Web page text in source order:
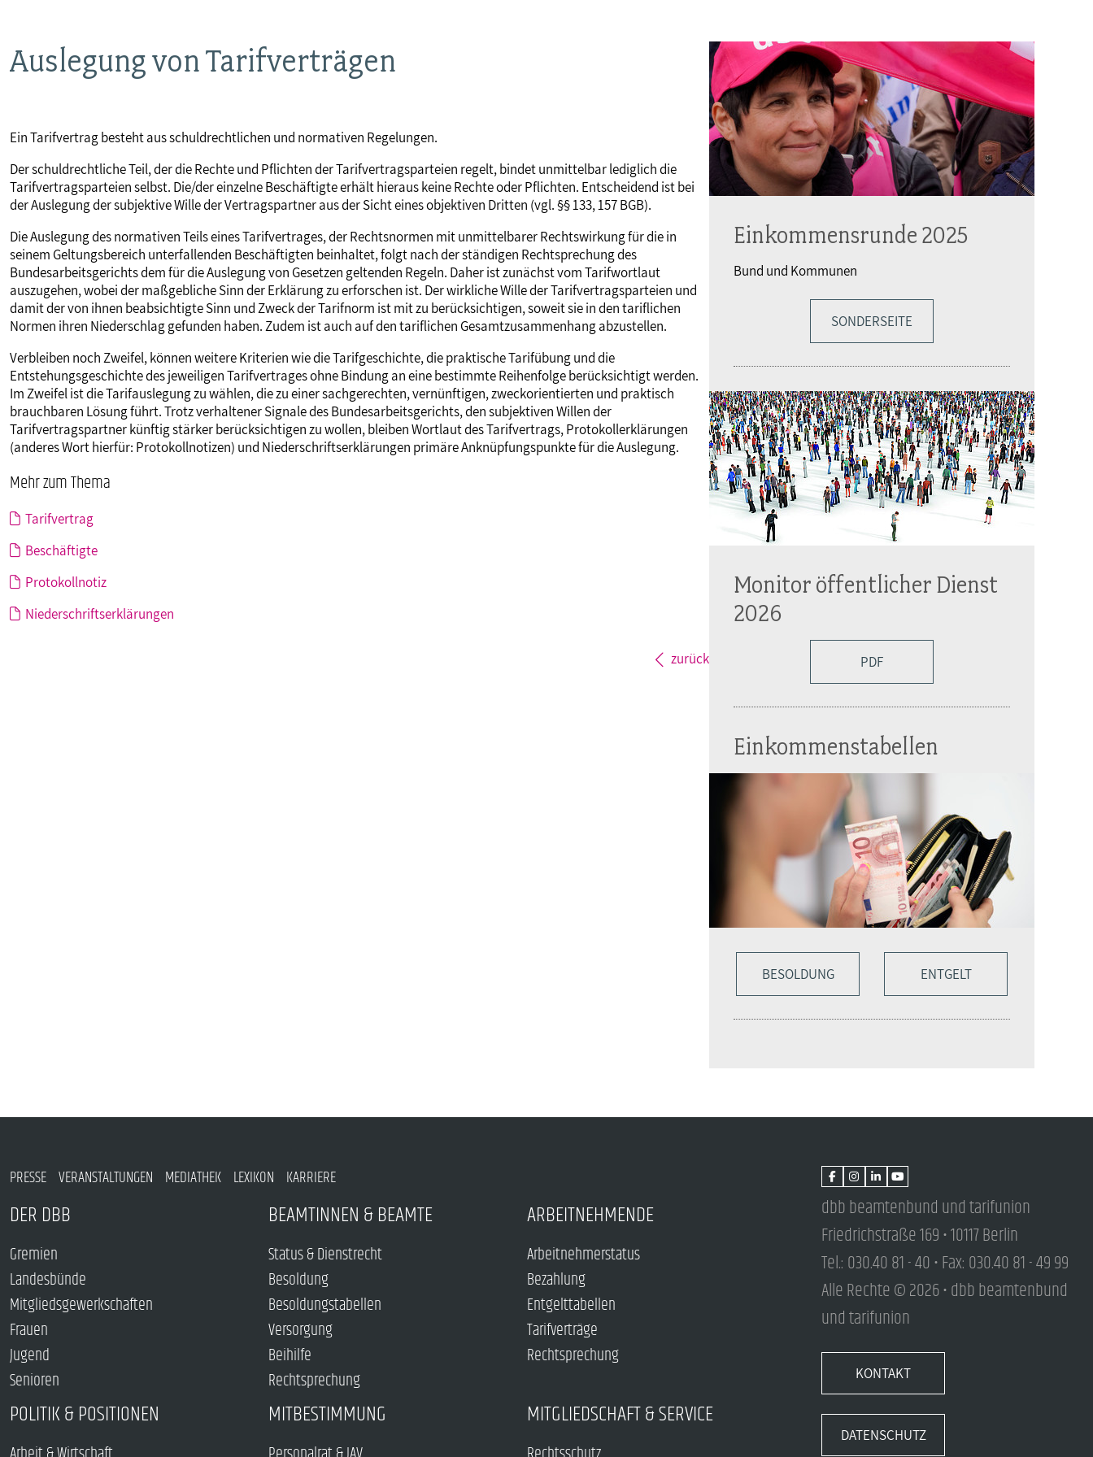
Senioren
Rechtsprechung
MITGLIEDSCHAFT & SERVICE
Auslegung von Tarifverträgen
Ein Tarifvertrag besteht aus schuldrechtlichen und normativen Regelungen.
Der schuldrechtliche Teil, der die Rechte und Pflichten der Tarifvertragsparteien regelt, bindet unmittelbar lediglich die
Tarifvertragsparteien selbst. Die/der einzelne Beschäftigte erhält hieraus keine Rechte oder Pflichten. Entscheidend ist bei
der Auslegung der subjektive Wille der Vertragspartner aus der Sicht eines objektiven Dritten (vgl. §§ 133, 157 BGB).
Die Auslegung des normativen Teils eines Tarifvertrages, der Rechtsnormen mit unmittelbarer Rechtswirkung für die in
seinem Geltungsbereich unterfallenden Beschäftigten beinhaltet, folgt nach der ständigen Rechtsprechung des
Bundesarbeitsgerichts dem für die Auslegung von Gesetzen geltenden Regeln. Daher ist zunächst vom Tarifwortlaut
auszugehen, wobei der maßgebliche Sinn der Erklärung zu erforschen ist. Der wirkliche Wille der Tarifvertragsparteien und
damit der von ihnen beabsichtigte Sinn und Zweck der Tarifnorm ist mit zu berücksichtigen, soweit sie in den tariflichen
Normen ihren Niederschlag gefunden haben. Zudem ist auch auf den tariflichen Gesamtzusammenhang abzustellen.
Verbleiben noch Zweifel, können weitere Kriterien wie die Tarifgeschichte, die praktische Tarifübung und die
Entstehungsgeschichte des jeweiligen Tarifvertrages ohne Bindung an eine bestimmte Reihenfolge berücksichtigt werden.
Im Zweifel ist die Tarifauslegung zu wählen, die zu einer sachgerechten, vernünftigen, zweckorientierten und praktisch
brauchbaren Lösung führt. Trotz verhaltener Signale des Bundesarbeitsgerichts, den subjektiven Willen der
Tarifvertragspartner künftig stärker berücksichtigen zu wollen, bleiben Wortlaut des Tarifvertrags, Protokollerklärungen
(anderes Wort hierfür: Protokollnotizen) und Niederschriftserklärungen primäre Anknüpfungspunkte für die Auslegung.
Mehr zum Thema
Tarifvertrag
Beschäftigte
Protokollnotiz
Niederschriftserklärungen
zurück
Einkommensrunde 2025
Bund und Kommunen
SONDERSEITE
Monitor öffentlicher Dienst
2026
PDF
Einkommenstabellen
BESOLDUNG ENTGELT
PRESSE VERANSTALTUNGEN MEDIATHEK LEXIKON KARRIERE
DER DBB
Gremien
Landesbünde
Mitgliedsgewerkschaften
Frauen
Jugend
Senioren
BEAMTINNEN & BEAMTE
Status & Dienstrecht
Besoldung
Besoldungstabellen
Versorgung
Beihilfe
Rechtsprechung
ARBEITNEHMENDE
Arbeitnehmerstatus
Bezahlung
Entgelttabellen
Tarifverträge
Rechtsprechung
POLITIK & POSITIONEN MITBESTIMMUNG MITGLIEDSCHAFT & SERVICE
dbb beamtenbund und tarifunion
Friedrichstraße 169 • 10117 Berlin
Tel.: 030.40 81 - 40 • Fax: 030.40 81 - 49 99
Alle Rechte © 2026 • dbb beamtenbund
und tarifunion
KONTAKT
DATENSCHUTZ